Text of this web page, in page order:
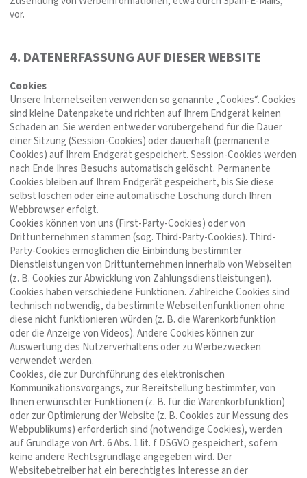
vor.
4. DATENERFASSUNG AUF DIESER WEBSITE
Cookies
Unsere Internetseiten verwenden so genannte „Cookies“. Cookies
sind kleine Datenpakete und richten auf Ihrem Endgerät keinen
Schaden an. Sie werden entweder vorübergehend für die Dauer
einer Sitzung (Session-Cookies) oder dauerhaft (permanente
Cookies) auf Ihrem Endgerät gespeichert. Session-Cookies werden
nach Ende Ihres Besuchs automatisch gelöscht. Permanente
Cookies bleiben auf Ihrem Endgerät gespeichert, bis Sie diese
selbst löschen oder eine automatische Löschung durch Ihren
Webbrowser erfolgt.
Cookies können von uns (First-Party-Cookies) oder von
Drittunternehmen stammen (sog. Third-Party-Cookies). Third-
Party-Cookies ermöglichen die Einbindung bestimmter
Dienstleistungen von Drittunternehmen innerhalb von Webseiten
(z. B. Cookies zur Abwicklung von Zahlungsdienstleistungen).
Cookies haben verschiedene Funktionen. Zahlreiche Cookies sind
technisch notwendig, da bestimmte Webseitenfunktionen ohne
diese nicht funktionieren würden (z. B. die Warenkorbfunktion
oder die Anzeige von Videos). Andere Cookies können zur
Auswertung des Nutzerverhaltens oder zu Werbezwecken
verwendet werden.
Cookies, die zur Durchführung des elektronischen
Kommunikationsvorgangs, zur Bereitstellung bestimmter, von
Ihnen erwünschter Funktionen (z. B. für die Warenkorbfunktion)
oder zur Optimierung der Website (z. B. Cookies zur Messung des
Webpublikums) erforderlich sind (notwendige Cookies), werden
auf Grundlage von Art. 6 Abs. 1 lit. f DSGVO gespeichert, sofern
keine andere Rechtsgrundlage angegeben wird. Der
Websitebetreiber hat ein berechtigtes Interesse an der